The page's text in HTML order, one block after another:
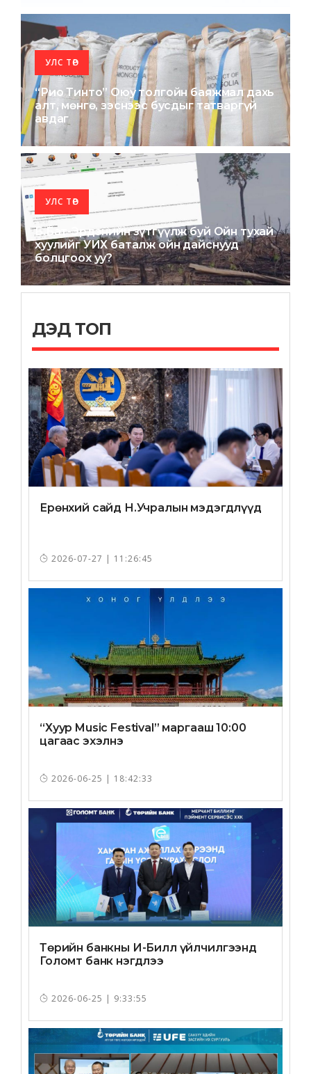
УЛС ТӨР
“Рио Тинто” Оюу толгойн баяжмал дахь
алт, мөнгө, зэснээс бусдыг татваргүй
авдаг
УЛС ТӨР
Б.Бат-Эрдэнийн зүтгүүлж буй Ойн тухай
хуулийг УИХ баталж ойн дайснууд
болцгоох уу?
ДЭД ТОП
Ерөнхий сайд Н.Учралын мэдэгдлүүд
2026-07-27 | 11:26:45
“Хуур Music Festival” маргааш 10:00
цагаас эхэлнэ
2026-06-25 | 18:42:33
Төрийн банкны И-Билл үйлчилгээнд
Голомт банк нэгдлээ
2026-06-25 | 9:33:55